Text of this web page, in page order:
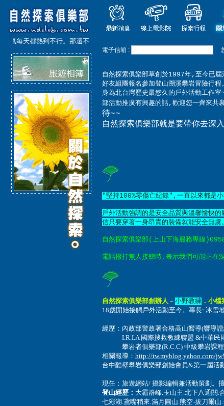
氣每天都熱到不行。那還不快來跟隨我們家溯溪帶隊30多年經歷的小野教
電子信箱 :
自然探索俱樂部草創於1997年,至今已
好友組團報名參加登山溯溪攀岩冒險行程。
身為北台灣歷史最悠久的戶外活動工作
部活動推廣有興趣的話,歡迎您一齊來共
待~~
自然探索俱樂部就是要帶你去深
"堅持100%零傷亡紀錄", 一直以來都是
戶外活動強調的是安全品質與溫馨愉快的
信只要穿著一身昂貴的裝備就能安全無虞。
自然探索俱樂部(上山下海服務專線
電話撥打無人接聽時,表示我們可能正
自然探索俱樂部創辦人 － 小野教練 ．小檔
18歲開始接觸戶外活動至今。專長: 冰雪
經歷：內政部警政署合格高山嚮導(響導
I.R.I.A 國際搜救教練聯盟 &中華民國
攀岩者俱樂部(R.C.C) 中級攀岩課程
相關報導： http://tw.myblog.yahoo.com/
台中酷壁攀岩俱樂部創始會員&第一屆活
現任：旅遊網站/ 攝影編輯兼活動策劃 。
登山經歷： 大霸群峰.玉山主.北下八通關.
七彩湖.鳶嘴稍來.滿月圓山.熊空-拔刀爾山